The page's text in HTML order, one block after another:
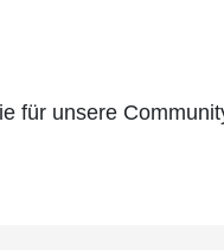
für unse­re